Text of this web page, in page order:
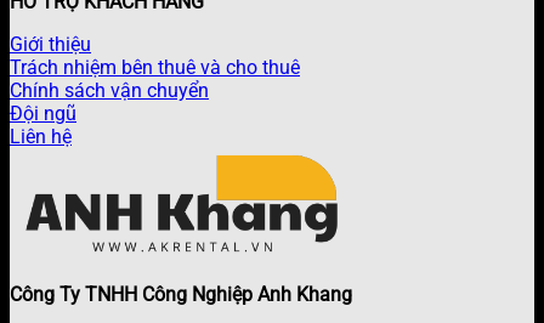
Giới thiệu
Trách nhiệm bên thuê và cho thuê
Chính sách vận chuyển
Đội ngũ
Liên hệ
Công Ty TNHH Công Nghiệp Anh Khang